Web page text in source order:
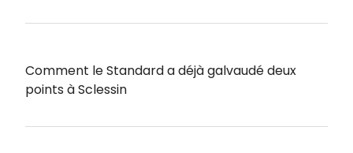
Comment le Standard a déjà galvaudé deux
points à Sclessin